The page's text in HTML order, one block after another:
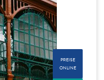
PREISE
ONLINE